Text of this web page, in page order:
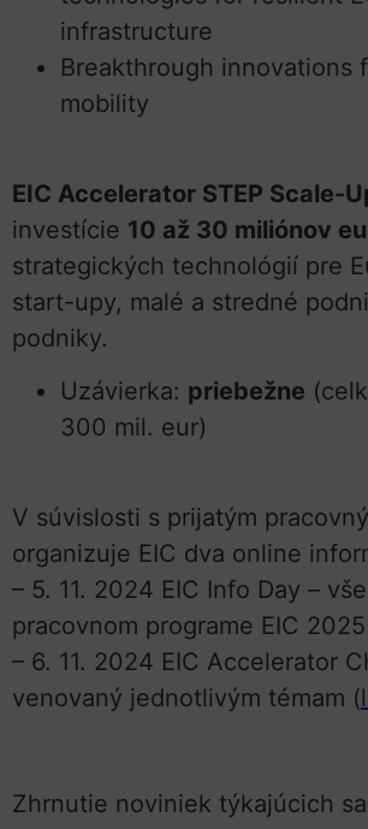
infrastructure
Breakthrough innovations
mobility
EIC Accelerator STEP Scale-
investície 10 až 30 miliónov
strategických technológií pre
start-upy, malé a stredné
podniky.
Uzávierka: priebežne
300 mil. eur)
V súvislosti s prijatým
organizuje EIC dva online
– 5. 11. 2024 EIC Info Day –
pracovnom programe EIC
– 6. 11. 2024 EIC Accelerator
venovaný jednotlivým témam (
Zhrnutie noviniek týkajúcich sa